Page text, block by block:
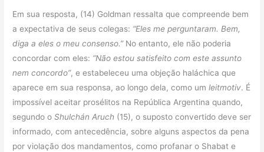
Em sua resposta, (14) Goldman ressalta que compreende bem
a expectativa de seus colegas: “Eles me perguntaram. Bem,
diga a eles o meu consenso.”No entanto, ele não poderia
concordar com eles: “Não estou satisfeito com este assunto
nem concordo”, e estabeleceu uma objeção haláchica que
aparece em sua responsa, ao longo dela, como umleitmotiv. É
impossível aceitar prosélitos na República Argentina quando,
segundo oShulchán Aruch (15), o suposto convertido deve ser
informado, com antecedência, sobre alguns aspectos da pena
por violação dos mandamentos, como profanar o Shabat e